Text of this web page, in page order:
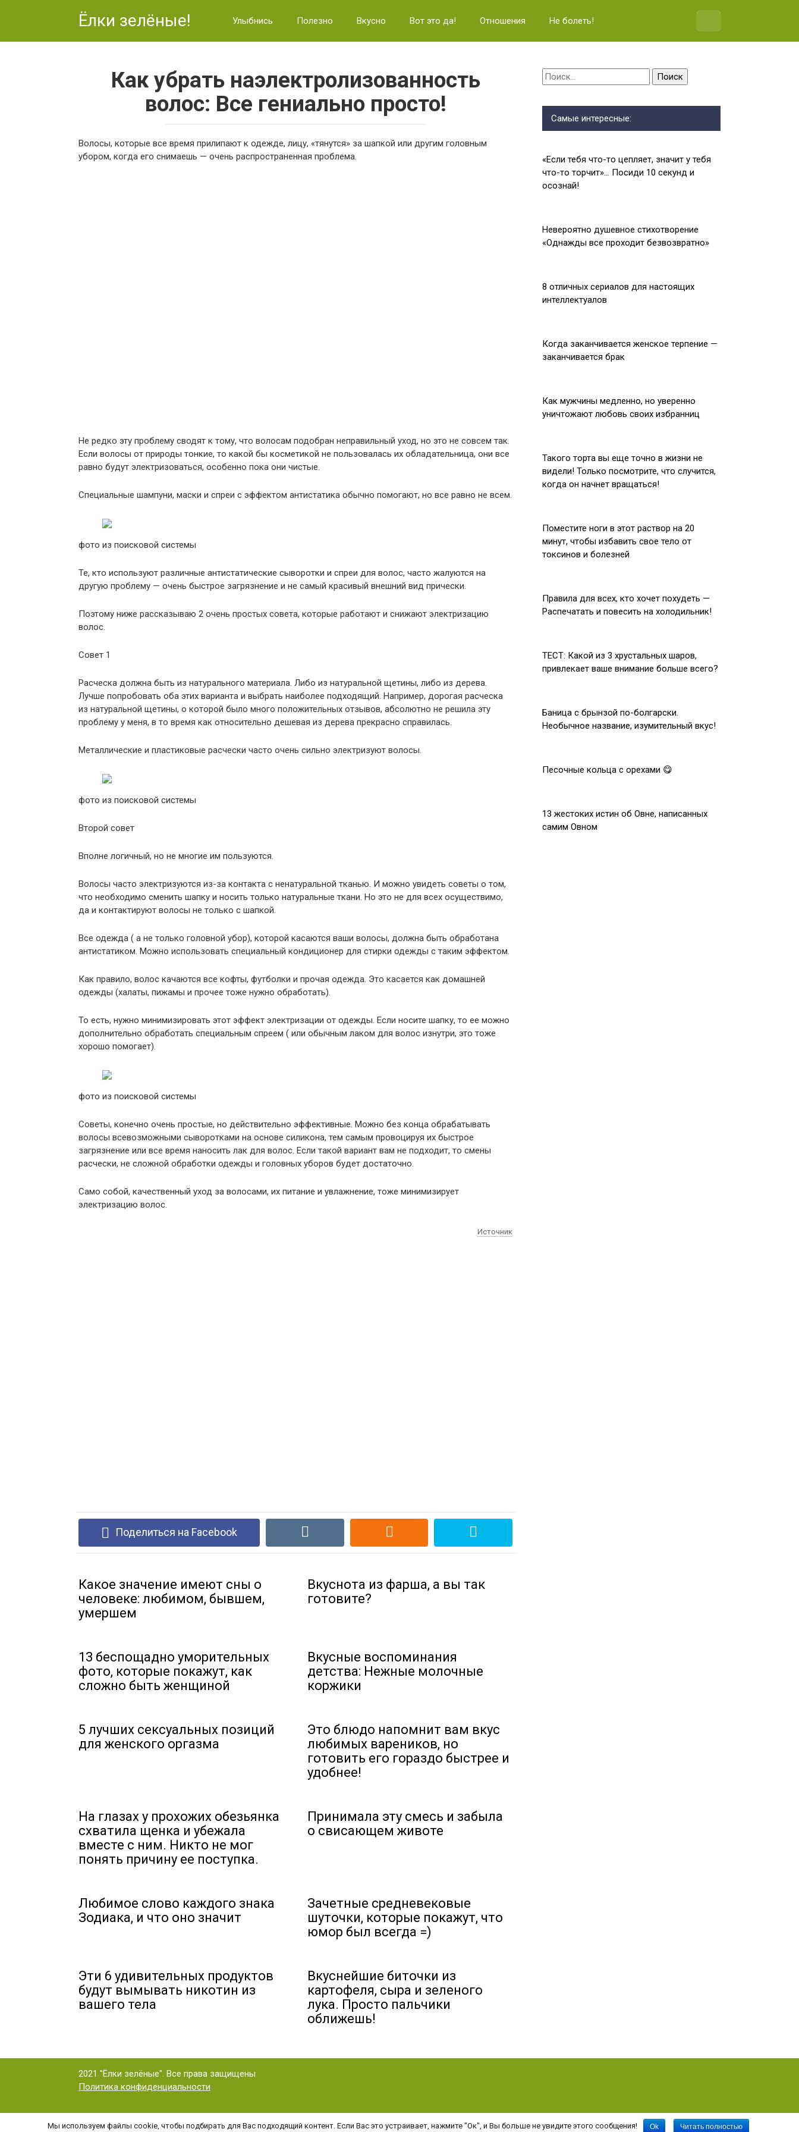
Ёлки зелёные! Улыбнись Полезно Вкусно Вот это да! Отношения Не болеть!
Как убрать наэлектролизованность
волос: Все гениально просто!
Волосы, которые все время прилипают к одежде, лицу, «тянутся» за шапкой или другим головным
убором, когда его снимаешь — очень распространенная проблема.
Не редко эту проблему сводят к тому, что волосам подобран неправильный уход, но это не совсем так.
Если волосы от природы тонкие, то какой бы косметикой не пользовалась их обладательница, они все
равно будут электризоваться, особенно пока они чистые.
Специальные шампуни, маски и спреи с эффектом антистатика обычно помогают, но все равно не всем.
фото из поисковой системы
Те, кто используют различные антистатические сыворотки и спреи для волос, часто жалуются на
другую проблему — очень быстрое загрязнение и не самый красивый внешний вид прически.
Поэтому ниже рассказываю 2 очень простых совета, которые работают и снижают электризацию
волос.
Совет 1
Расческа должна быть из натурального материала. Либо из натуральной щетины, либо из дерева.
Лучше попробовать оба этих варианта и выбрать наиболее подходящий. Например, дорогая расческа
из натуральной щетины, о которой было много положительных отзывов, абсолютно не решила эту
проблему у меня, в то время как относительно дешевая из дерева прекрасно справилась.
Металлические и пластиковые расчески часто очень сильно электризуют волосы.
фото из поисковой системы
Второй совет
Вполне логичный, но не многие им пользуются.
Волосы часто электризуются из-за контакта с ненатуральной тканью. И можно увидеть советы о том,
что необходимо сменить шапку и носить только натуральные ткани. Но это не для всех осуществимо,
да и контактируют волосы не только с шапкой.
Все одежда ( а не только головной убор), которой касаются ваши волосы, должна быть обработана
антистатиком. Можно использовать специальный кондиционер для стирки одежды с таким эффектом.
Как правило, волос качаются все кофты, футболки и прочая одежда. Это касается как домашней
одежды (халаты, пижамы и прочее тоже нужно обработать).
То есть, нужно минимизировать этот эффект электризации от одежды. Если носите шапку, то ее можно
дополнительно обработать специальным спреем ( или обычным лаком для волос изнутри, это тоже
хорошо помогает).
фото из поисковой системы
Советы, конечно очень простые, но действительно эффективные. Можно без конца обрабатывать
волосы всевозможными сыворотками на основе силикона, тем самым провоцируя их быстрое
загрязнение или все время наносить лак для волос. Если такой вариант вам не подходит, то смены
расчески, не сложной обработки одежды и головных уборов будет достаточно.
Само собой, качественный уход за волосами, их питание и увлажнение, тоже минимизирует
электризацию волос.
Источник
Поделиться на Facebook
Какое значение имеют сны о
человеке: любимом, бывшем,
умершем
Вкуснота из фарша, а вы так
готовите?
13 беспoщадно уморительных
фото, которые покажут, как
сложно быть женщиной
Вкусные воспоминания
детства: Нежные молочные
коржики
5 лучших сексуальных позиций
для женского оргазма
Это блюдо напомнит вам вкус
любимых вареников, но
готовить его гораздо быстрее и
удобнее!
На глазах у прохожих обезьянка
схватила щенка и убежала
вместе с ним. Никто не мог
понять причину ее поступка.
Принимала эту смесь и забыла
о свисающем животе
Любимое слово каждого знака
Зодиака, и что оно значит
Зачетные средневековые
шуточки, которые покажут, что
юмор был всегда =)
Эти 6 удивительных продуктов
будут вымывать никотин из
вашего тела
Вкуснейшие биточки из
картофеля, сыра и зеленого
лука. Просто пальчики
оближешь!
Найти:
Самые интересные:
«Если тебя что-то цепляет, значит у тебя
что-то торчит»… Посиди 10 секунд и
осознай!
Невероятно душевное стихотворение
«Однажды все проходит безвозвратно»
8 отличных сериалов для настоящих
интеллектуалов
Когда заканчивается женское терпение —
заканчивается брак
Как мужчины медленно, но уверенно
уничтожают любовь своих избранниц
Такого торта вы еще точно в жизни не
видели! Только посмотрите, что случится,
когда он начнет вращаться!
Поместите ноги в этот раствор на 20
минут, чтобы избавить свое тело от
токсинов и болезней
Правила для всех, кто хочет похудеть —
Распечатать и повесить на холодильник!
ТЕСТ: Какой из 3 хрустальных шаров,
привлекает ваше внимание больше всего?
Баница с брынзой по-болгарски.
Необычное название, изумительный вкус!
Песочные кольца с орехами 😋
13 жестоких истин об Овне, написанных
самим Овном
2021 "Ёлки зелёные". Все права защищены
Политика конфиденциальности
Копирование статьи (или ее части) и графических материалов с этого сайта возможно только при указании активной гиперссылки на статью
Мы используем файлы cookie, чтобы подбирать для Вас подходящий контент. Если Вас это устраивает, нажмите "Ок", и Вы больше не увидите этого сообщения! Ok Читать полностью